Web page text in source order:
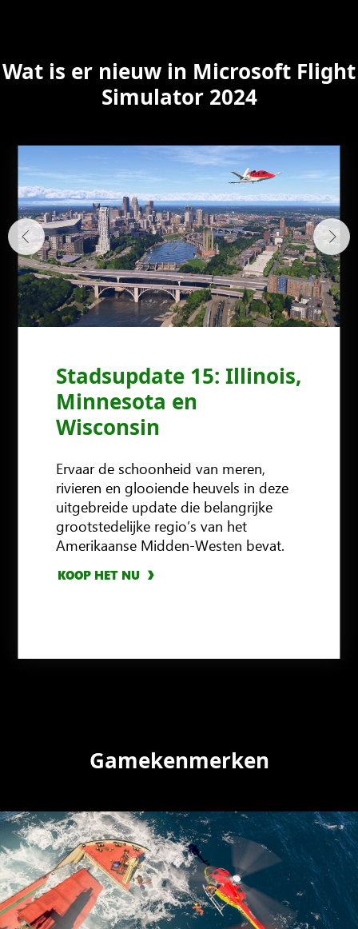
Wat is er nieuw in Microsoft Flight
Simulator 2024
Stadsupdate 15: Illinois,
Minnesota en
Wisconsin
Ervaar de schoonheid van meren,
rivieren en glooiende heuvels in deze
uitgebreide update die belangrijke
grootstedelijke regio’s van het
Amerikaanse Midden-Westen bevat.
KOOP HET NU
KOOP HET NU
KOOP HET NU
KOOP HET NU
KOOP HET NU
KOOP NU
KOOP HET NU
Gamekenmerken